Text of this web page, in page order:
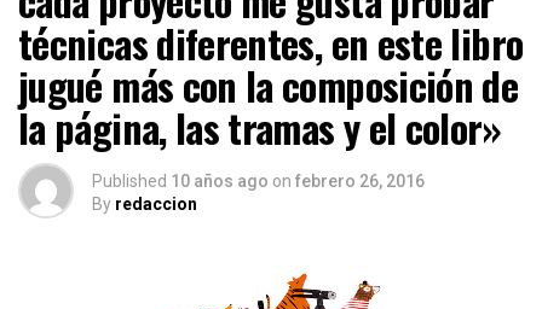
técnicas diferentes, en este libro
jugué más con la composición de
la página, las tramas y el color»
Published 10 años ago on febrero 26, 2016
By redaccion